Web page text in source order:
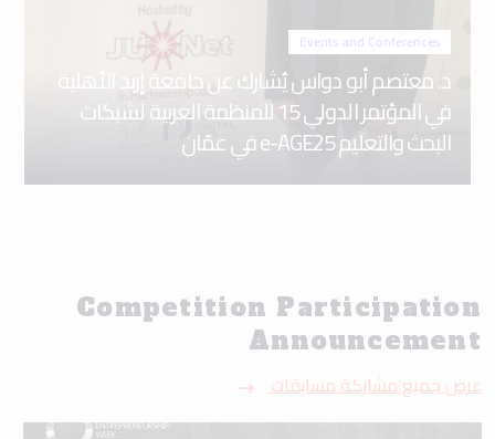
Events and Conferences
د. معتصم أبو دواس يُشارك عن جامعة إربد الأهلية
في المؤتمر الدولي 15 للمنظمة العربية لشبكات
البحث والتعليم e-AGE25 في عمّان
Competition Participation
Announcement
عرض جميع مشاركة مسابقات